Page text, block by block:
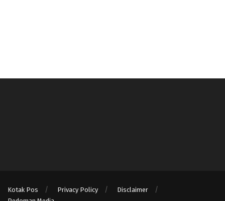
Kotak Pos Privacy Policy
Disclaimer